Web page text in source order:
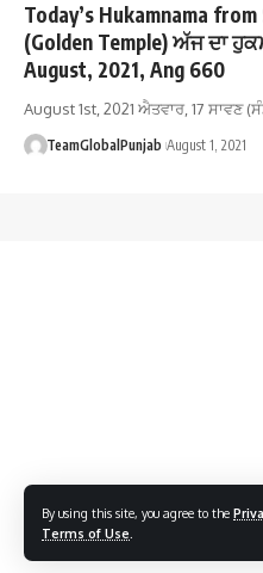
By using this site, you agree to the
Terms of Use
Today’s Hukamnama
(Golden Temple) ਅੱਜ ਦਾ
August, 2021, Ang 660
August 1st, 2021 ਐਤਵਾਰ, 17 ਸਾਵਣ
TeamGlobalPunjab August 1, 2021